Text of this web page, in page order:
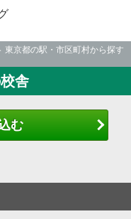
東京都の駅・市区町村から探す
舎
む